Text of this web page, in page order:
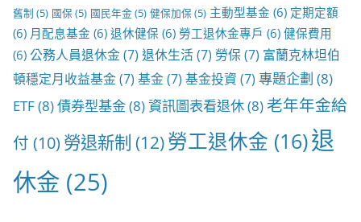
舊制 (5) 國保(5) 國民年金(5) 健保加保(5) 主動型基金 (6) 定期定額
(6) 月配息基金 (6) 退休健保 (6) 勞工退休金專戶 (6) 健保費用
(6) 公務人員退休金(7) 退休生活(7) 勞保(7) 富蘭克林坦伯
頓穩定月收益基金(7) 基金(7) 基金投資 (7) 專題企劃 (8)
ETF(8)債券型基金(8)資訊圖表看退休(8)老年年金給
付 (10) 勞退新制 (12)勞工退休金 (16)退
休金 (25)